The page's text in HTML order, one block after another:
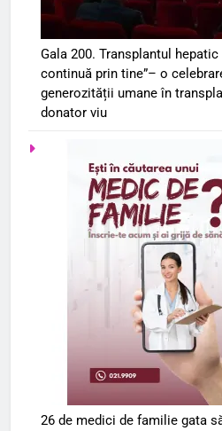
Gala 200. Transplantul
continuă prin tine”– o
generozității umane în
donator viu
26 de medici de familie gata